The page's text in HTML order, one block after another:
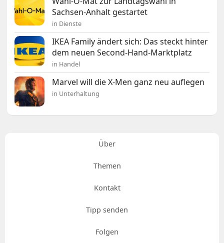
Sachsen-Anhalt gestartet
in Dienste
IKEA Family ändert sich: Das steckt hinter
dem neuen Second-Hand-Marktplatz
in Handel
Marvel will die X-Men ganz neu auflegen
in Unterhaltung
Über
Themen
Kontakt
Tipp senden
Folgen